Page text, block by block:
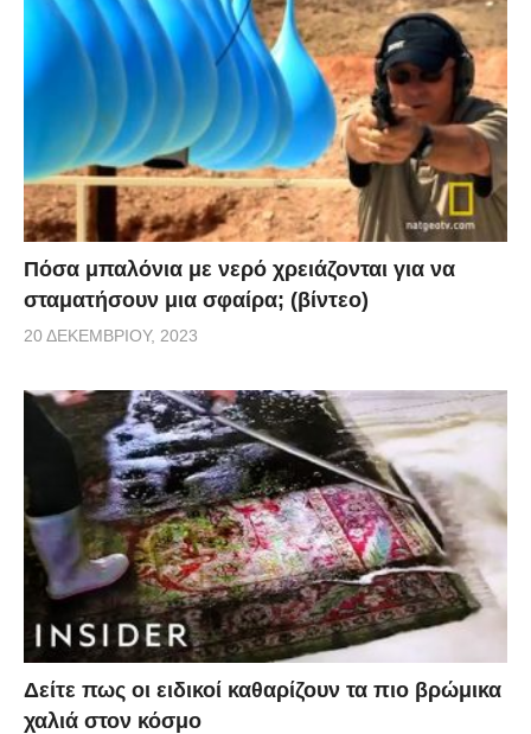
Πόσα μπαλόνια με νερό χρειάζονται για να
σταματήσουν μια σφαίρα; (βίντεο)
20 ΔΕΚΕΜΒΡΊΟΥ, 2023
Δείτε πως οι ειδικοί καθαρίζουν τα πιο βρώμικα
χαλιά στον κόσμο